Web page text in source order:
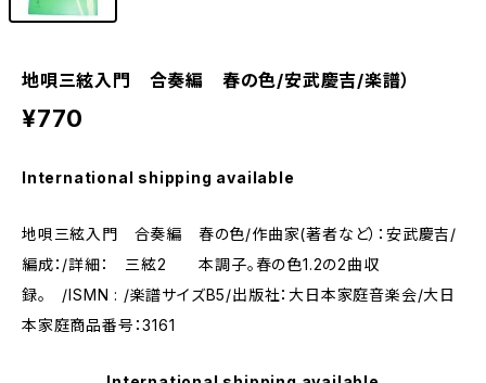
地唄三絃入門 合奏編 春の色/安武慶吉/楽譜）
¥770
International shipping available
地唄三絃入門 合奏編 春の色/作曲家(著者など）：安武慶吉/
編成：/詳細： 三絃2 本調子。春の色1.2の2曲収
録。 /ISMN : /楽譜サイズB5/出版社：大日本家庭音楽会/大日
本家庭商品番号：3161